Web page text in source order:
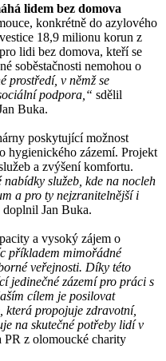
lidem bez domova
konkrétně do azylového
18,9 milionu korun z
lidi bez domova, kteří se
soběstačnosti nemohou o
prostředí, v němž se
podpora,“ sdělil
Buka.
poskytující možnost
hygienického zázemí. Projekt
a zvýšení komfortu.
nabídky služeb, kde na nocleh
a pro ty nejzranitelnější i
doplnil Jan Buka.
a vysoký zájem o
příkladem mimořádné
veřejnosti. Díky této
jedinečné zázemí pro práci s
cílem je posilovat
která propojuje zdravotní,
na skutečné potřeby lidí v
PR z olomoucké charity